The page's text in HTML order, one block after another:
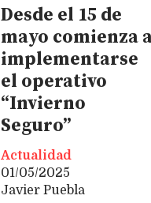
Desde el 15 de
mayo comienza
implementarse
el operativo
“Invierno
Seguro”
Javier Puebla
Actualidad
01/05/2025